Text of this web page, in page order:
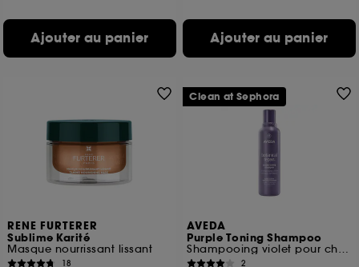
Ajouter au panier Ajouter au panier
RENE FURTERER
Sublime Karité
Masque nourrissant lissant
18
AVEDA
Purple Toning Shampoo
Shampooing violet pour cheveux colorés
2
Clean at Sephora